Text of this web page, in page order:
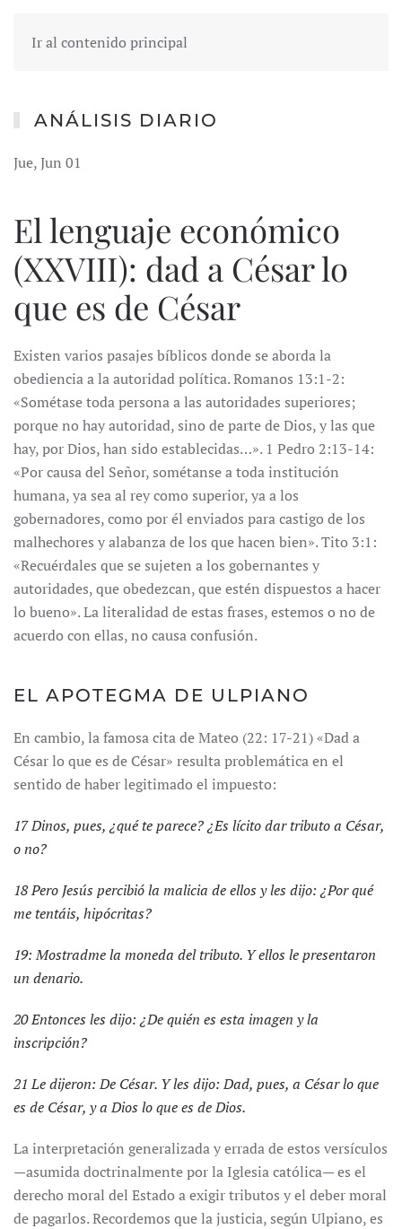
Ir al contenido principal
ANÁLISIS DIARIO
Jue, Jun 01
El lenguaje económico
(XXVIII): dad a César lo
que es de César
Existen varios pasajes bíblicos donde se aborda la
obediencia a la autoridad política. Romanos 13:1-2:
«Sométase toda persona a las autoridades superiores;
porque no hay autoridad, sino de parte de Dios, y las que
hay, por Dios, han sido establecidas…». 1 Pedro 2:13-14:
«Por causa del Señor, sométanse a toda institución
humana, ya sea al rey como superior, ya a los
gobernadores, como por él enviados para castigo de los
malhechores y alabanza de los que hacen bien». Tito 3:1:
«Recuérdales que se sujeten a los gobernantes y
autoridades, que obedezcan, que estén dispuestos a hacer
lo bueno». La literalidad de estas frases, estemos o no de
acuerdo con ellas, no causa confusión.
EL APOTEGMA DE ULPIANO
En cambio, la famosa cita de Mateo (22: 17-21) «Dad a
César lo que es de César» resulta problemática en el
sentido de haber legitimado el impuesto:
17 Dinos, pues, ¿qué te parece? ¿Es lícito dar tributo a César,
o no?
18 Pero Jesús percibió la malicia de ellos y les dijo: ¿Por qué
me tentáis, hipócritas?
19: Mostradme la moneda del tributo. Y ellos le presentaron
un denario.
20 Entonces les dijo: ¿De quién es esta imagen y la
inscripción?
21 Le dijeron: De César. Y les dijo: Dad, pues, a César lo que
es de César, y a Dios lo que es de Dios.
La interpretación generalizada y errada de estos versículos
—asumida doctrinalmente por la Iglesia católica— es el
derecho moral del Estado a exigir tributos y el deber moral
de pagarlos. Recordemos que la justicia, según Ulpiano, es